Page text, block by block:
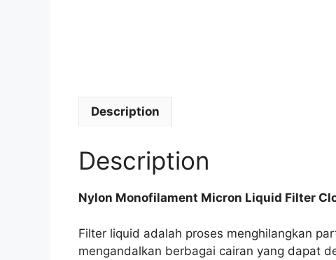
Description
Description
Nylon Monofilament Micron Liquid Filter
Filter liquid adalah proses menghilangkan
mengandalkan berbagai cairan yang dapat